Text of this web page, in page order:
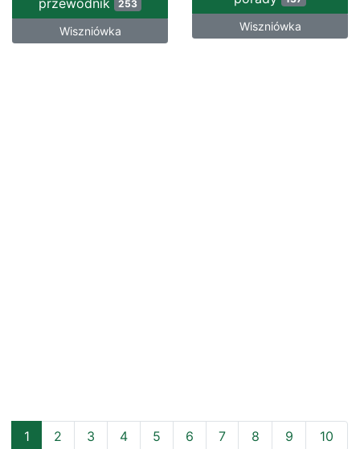
przewodnik 253
Wiszniówka Wiszniówka
1 2 3 4 5 6 7 8 9 10